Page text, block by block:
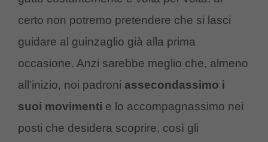
certo non potremo pretendere che si lasci
guidare al guinzaglio già alla prima
occasione. Anzi sarebbe meglio che, almeno
all’inizio, noi padroni assecondassimo i
suoi movimenti e lo accompagnassimo nei
posti che desidera scoprire, così gli